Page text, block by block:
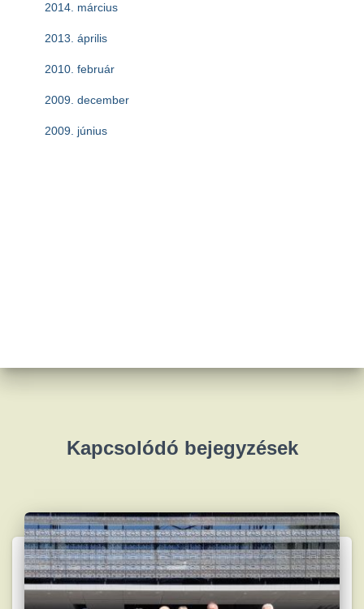
2014. március
2013. április
2010. február
2009. december
2009. június
Kapcsolódó bejegyzések